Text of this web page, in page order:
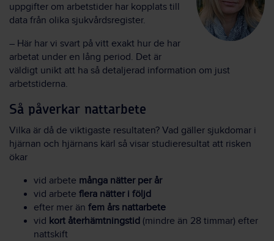
uppgifter om arbetstider har kopplats till
data från olika sjukvårdsregister.
– Här har vi svart på vitt exakt hur de har
arbetat under en lång period. Det är
väldigt unikt att ha så detaljerad information om just
arbetstiderna.
Så påverkar nattarbete
Vilka är då de viktigaste resultaten? Vad gäller sjukdomar i
hjärnan och hjärnans kärl så visar studieresultat att risken
ökar
vid arbete många nätter per år
vid arbete flera nätter i följd
efter mer än fem års nattarbete
vid kort återhämtningstid (mindre än 28 timmar) efter
nattskift